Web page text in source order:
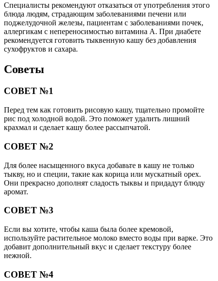
Специалисты рекомендуют отказаться от употребления этого
блюда людям, страдающим заболеваниями печени или
поджелудочной железы, пациентам с заболеваниями почек,
аллергикам с непереносимостью витамина А. При диабете
рекомендуется готовить тыквенную кашу без добавления
сухофруктов и сахара.
Советы
СОВЕТ №1
Перед тем как готовить рисовую кашу, тщательно промойте
рис под холодной водой. Это поможет удалить лишний
крахмал и сделает кашу более рассыпчатой.
СОВЕТ №2
Для более насыщенного вкуса добавьте в кашу не только
тыкву, но и специи, такие как корица или мускатный орех.
Они прекрасно дополнят сладость тыквы и придадут блюду
аромат.
СОВЕТ №3
Если вы хотите, чтобы каша была более кремовой,
используйте растительное молоко вместо воды при варке. Это
добавит дополнительный вкус и сделает текстуру более
нежной.
СОВЕТ №4